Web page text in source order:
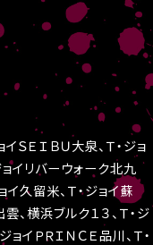
ＳＥＩＢＵ大泉、Ｔ・ジョ
ョイリバーウォーク北九
イ久留米、Ｔ・ジョイ蘇
、横浜ブルク１３、Ｔ・ジ
ョイＰＲＩＮＣＥ品川、Ｔ・